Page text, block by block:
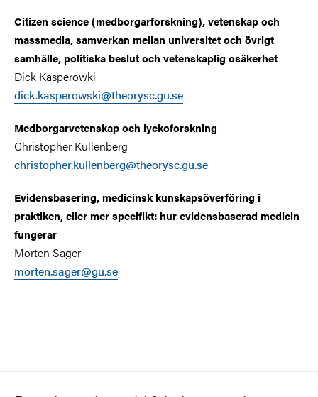
Citizen science (medborgarforskning), vetenskap och
massmedia, samverkan mellan universitet och övrigt
samhälle, politiska beslut och vetenskaplig osäkerhet
Dick Kasperowki
dick.kasperowski@theorysc.gu.se
Medborgarvetenskap och lyckoforskning
Christopher Kullenberg
christopher.kullenberg@theorysc.gu.se
Evidensbasering, medicinsk kunskapsöverföring i
praktiken, eller mer specifikt: hur evidensbaserad medicin
fungerar
Morten Sager
morten.sager@gu.se